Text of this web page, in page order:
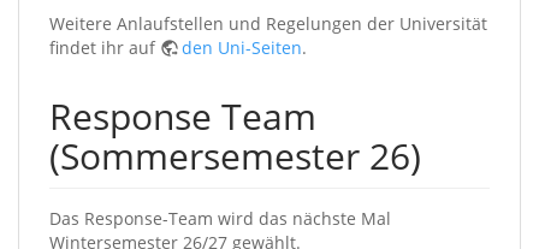
Weitere Anlaufstellen und Regelungen der Universität
findet ihr auf
den Uni-Seiten.
Response Team
(Sommersemester 26)
Das Response-Team wird das nächste Mal
Wintersemester 26/27 gewählt.